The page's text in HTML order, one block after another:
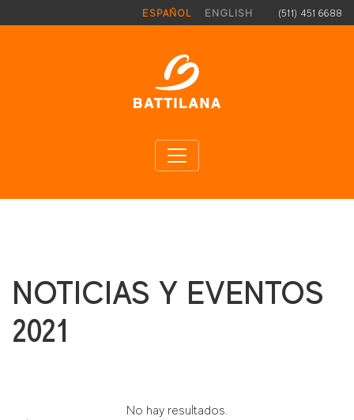
Pasar al contenido principalESPAÑOL ENGLISH (511) 451 6688
NOTICIAS Y EVENTOS
2021
No hay resultados.